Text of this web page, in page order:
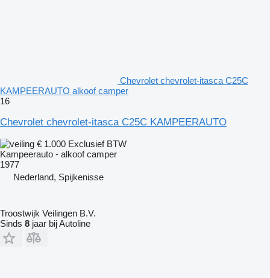
Chevrolet chevrolet-itasca C25C
KAMPEERAUTO alkoof camper
16
Chevrolet chevrolet-itasca C25C KAMPEERAUTO
€ 1.000 Exclusief BTW
Kampeerauto - alkoof camper
1977
Nederland, Spijkenisse
Troostwijk Veilingen B.V.
Sinds 8 jaar bij Autoline